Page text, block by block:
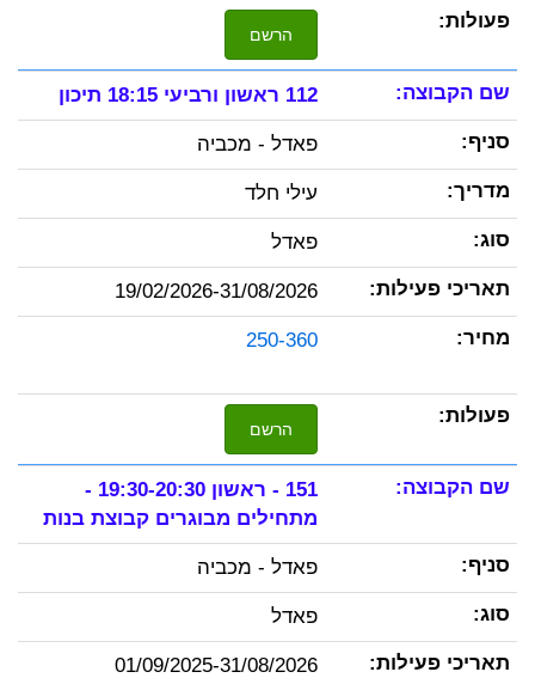
הרשם
112 ראשון ורביעי 18:15 תיכון
פאדל - מכביה
עילי חלד
פאדל
19/02/2026-31/08/2026
250-360
הרשם
151 - ראשון 19:30-20:30 -
מתחילים מבוגרים קבוצת בנות
פאדל - מכביה
פאדל
01/09/2025-31/08/2026